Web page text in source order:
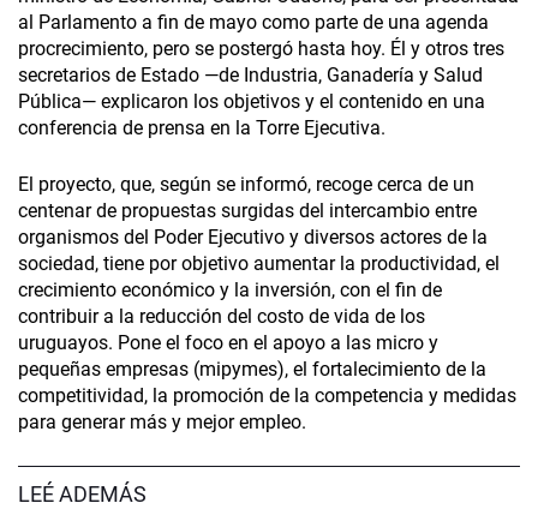
al Parlamento a fin de mayo como parte de una agenda
procrecimiento, pero se postergó hasta hoy. Él y otros tres
secretarios de Estado —de Industria, Ganadería y Salud
Pública— explicaron los objetivos y el contenido en una
conferencia de prensa en la Torre Ejecutiva.
El proyecto, que, según se informó, recoge cerca de un
centenar de propuestas surgidas del intercambio entre
organismos del Poder Ejecutivo y diversos actores de la
sociedad, tiene por objetivo aumentar la productividad, el
crecimiento económico y la inversión, con el fin de
contribuir a la reducción del costo de vida de los
uruguayos. Pone el foco en el apoyo a las micro y
pequeñas empresas (mipymes), el fortalecimiento de la
competitividad, la promoción de la competencia y medidas
para generar más y mejor empleo.
LEÉ ADEMÁS